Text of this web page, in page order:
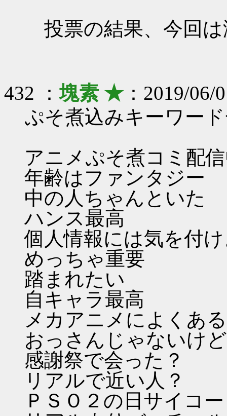
投票の結果、今回
432 ：塊素 ★：2019/06/
ぷそ煮込みキーワー
アニメぷそ煮コミ配
年齢はファンタジー
中の人ちゃんといた
ハンス最高
個人情報には気を付
めっちゃ重要
踏まれたい
自キャラ最高
メカアニメによくあ
おっさんじゃないけど
感謝祭で会った？
リアルで近い人？
ＰＳＯ２の日サイコー